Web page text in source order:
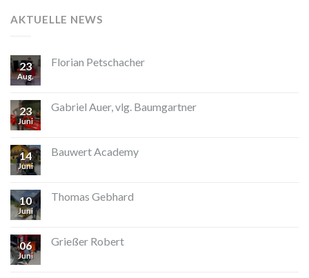
AKTUELLE NEWS
23
Aug.
Florian Petschacher
23
Juni
Gabriel Auer, vlg. Baumgartner
14
Juni
Bauwert Academy
10
Juni
Thomas Gebhard
06
Juni
Grießer Robert